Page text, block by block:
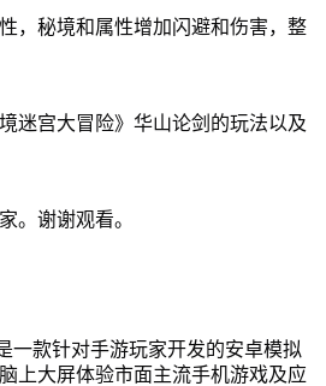
，秘境和属性增加闪避和伤害，整
迷宫大冒险》华山论剑的玩法以及
。谢谢观看。
一款针对手游玩家开发的安卓模拟
上大屏体验市面主流手机游戏及应